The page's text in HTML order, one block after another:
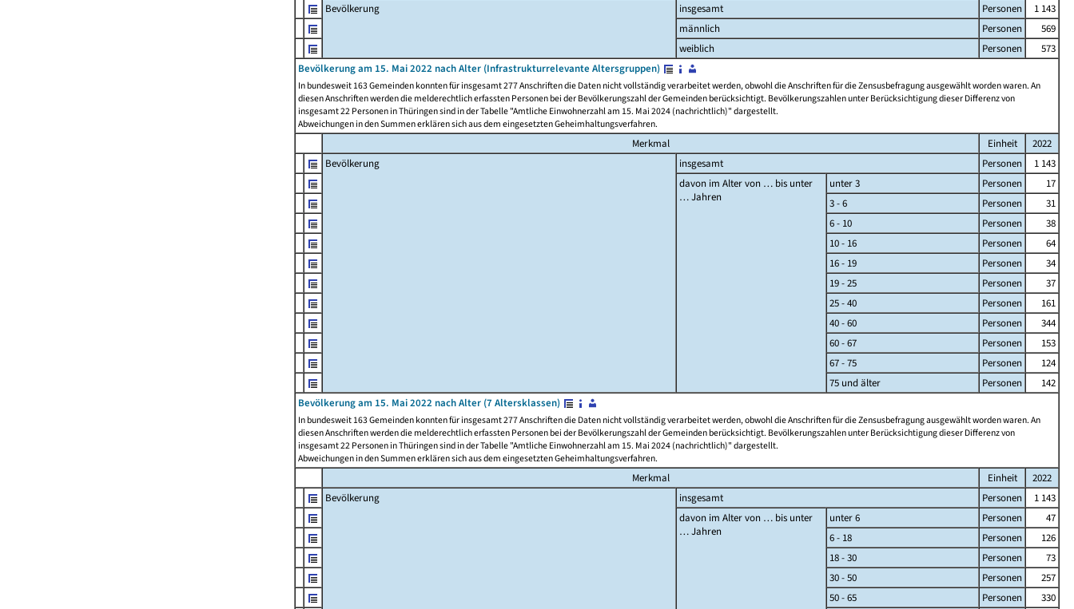
Bevölkerung
insgesamt Personen
1 143
männlich
Personen
569
weiblich
Personen
573
Bevölkerung am 15. Mai 2022 nach Alter (Infrastrukturrelevante Altersgruppen)
In bundesweit 163 Gemeinden konnten für insgesamt 277 Anschriften die Daten nicht vollständig verarbeitet werden, obwohl die Anschriften für die Zensusbefragung ausgewählt worden waren. An
diesen Anschriften werden die melderechtlich erfassten Personen bei der Bevölkerungszahl der Gemeinden berücksichtigt. Bevölkerungszahlen unter Berücksichtigung dieser Differenz von
insgesamt 22 Personen in Thüringen sind in der Tabelle "Amtliche Einwohnerzahl am 15. Mai 2024 (nachrichtlich)" dargestellt.
Abweichungen in den Summen erklären sich aus dem eingesetzten Geheimhaltungsverfahren.
Merkmal Einheit
2022
Bevölkerung
insgesamt Personen
1 143
davon im Alter von … bis unter
… Jahren
unter 3 Personen
17
3 - 6
Personen
31
6 - 10
Personen
38
10 - 16
Personen
64
16 - 19
Personen
34
19 - 25
Personen
37
25 - 40
Personen
161
40 - 60
Personen
344
60 - 67
Personen
153
67 - 75
Personen
124
75 und älter
Personen
142
Bevölkerung am 15. Mai 2022 nach Alter (7 Altersklassen)
In bundesweit 163 Gemeinden konnten für insgesamt 277 Anschriften die Daten nicht vollständig verarbeitet werden, obwohl die Anschriften für die Zensusbefragung ausgewählt worden waren. An
diesen Anschriften werden die melderechtlich erfassten Personen bei der Bevölkerungszahl der Gemeinden berücksichtigt. Bevölkerungszahlen unter Berücksichtigung dieser Differenz von
insgesamt 22 Personen in Thüringen sind in der Tabelle "Amtliche Einwohnerzahl am 15. Mai 2024 (nachrichtlich)" dargestellt.
Abweichungen in den Summen erklären sich aus dem eingesetzten Geheimhaltungsverfahren.
Merkmal Einheit
2022
Bevölkerung
insgesamt Personen
1 143
davon im Alter von … bis unter
… Jahren
unter 6 Personen
47
6 - 18
Personen
126
18 - 30
Personen
73
30 - 50
Personen
257
50 - 65
Personen
330